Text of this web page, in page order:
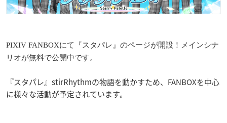
PIXIV FANBOXにて『スタパレ』のページが開設！メインシナ
リオが無料で公開中です。
『スタパレ』stirRhythmの物語を動かすため、FANBOXを中心
に様々な活動が予定されています。